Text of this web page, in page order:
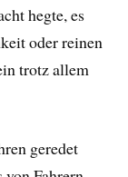
hegte, es
oder reinen
trotz allem
geredet